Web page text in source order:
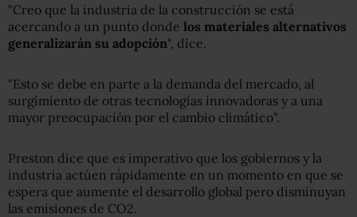
"Creo que la industria de la construcción se está
acercando a un punto donde los materiales alternativos
generalizarán su adopción", dice.
"Esto se debe en parte a la demanda del mercado, al
surgimiento de otras tecnologías innovadoras y a una
mayor preocupación por el cambio climático".
Preston dice que es imperativo que los gobiernos y la
industria actúen rápidamente en un momento en que se
espera que aumente el desarrollo global pero disminuyan
las emisiones de CO2.